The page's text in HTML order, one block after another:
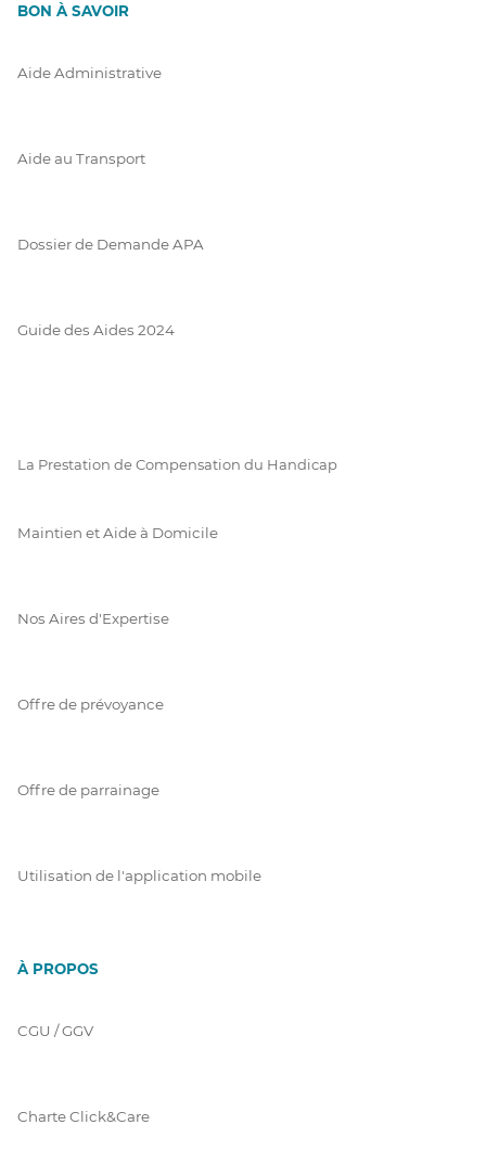
BON À SAVOIR
Aide Administrative
Aide au Transport
Dossier de Demande APA
Guide des Aides 2024
La Prestation de Compensation du Handicap
Maintien et Aide à Domicile
Nos Aires d'Expertise
Offre de prévoyance
Offre de parrainage
Utilisation de l'application mobile
À PROPOS
CGU / GGV
Charte Click&Care